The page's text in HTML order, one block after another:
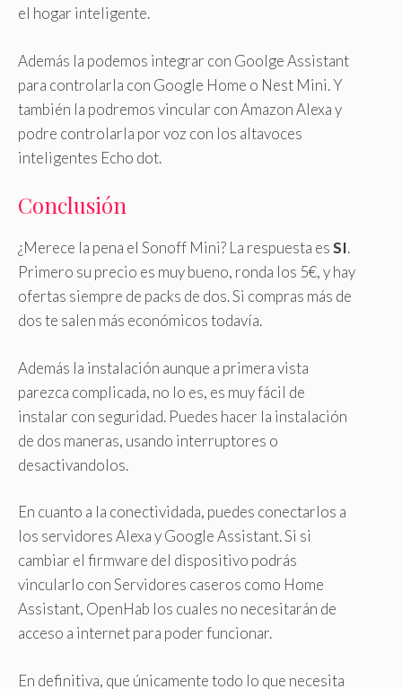
el hogar inteligente.
Además la podemos integrar con Goolge Assistant
para controlarla con Google Home o Nest Mini. Y
también la podremos vincular con Amazon Alexa y
podre controlarla por voz con los altavoces
inteligentes Echo dot.
Conclusión
¿Merece la pena el Sonoff Mini? La respuesta esSI.
Primero su precio es muy bueno, ronda los 5€, y hay
ofertas siempre de packs de dos. Si compras más de
dos te salen más económicos todavía.
Además la instalación aunque a primera vista
parezca complicada, no lo es, es muy fácil de
instalar con seguridad. Puedes hacer la instalación
de dos maneras, usando interruptores o
desactivandolos.
En cuanto a la conectividada, puedes conectarlos a
los servidores Alexa y Google Assistant. Si si
cambiar el firmware del dispositivo podrás
vincularlo con Servidores caseros como Home
Assistant, OpenHab los cuales no necesitarán de
acceso a internet para poder funcionar.
En definitiva, que únicamente todo lo que necesita